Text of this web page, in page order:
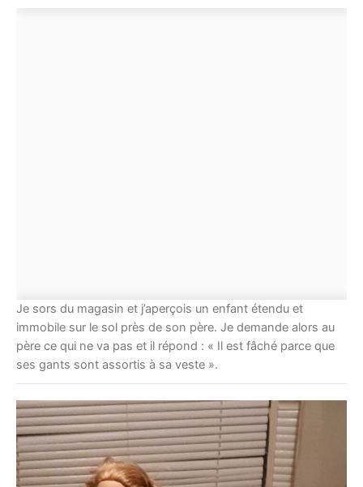
Je sors du magasin et j’aperçois un enfant étendu et
immobile sur le sol près de son père. Je demande alors au
père ce qui ne va pas et il répond : « Il est fâché parce que
ses gants sont assortis à sa veste ».